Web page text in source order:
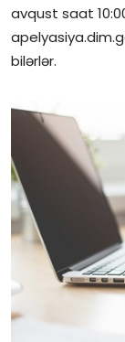
avqust saat
bilərlər.